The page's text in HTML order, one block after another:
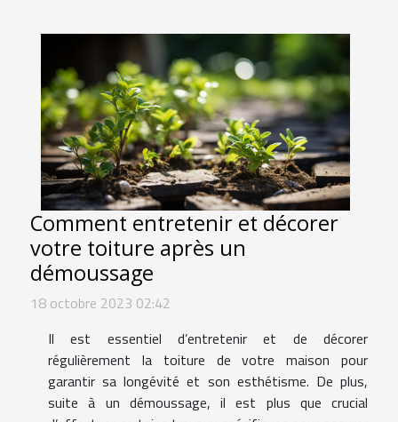
Comment entretenir et décorer
votre toiture après un
démoussage
18 octobre 2023 02:42
Il est essentiel d’entretenir et de décorer
régulièrement la toiture de votre maison pour
garantir sa longévité et son esthétisme. De plus,
suite à un démoussage, il est plus que crucial